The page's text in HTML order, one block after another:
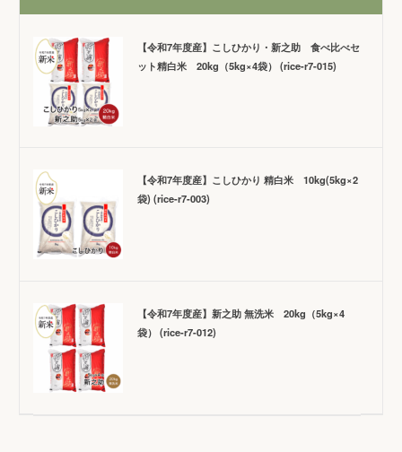
【令和7年度産】こしひかり・新之助 食べ比べセ
ット精白米 20kg（5kg×4袋） (rice-r7-015)
【令和7年度産】こしひかり 精白米 10kg(5kg×2
袋) (rice-r7-003)
【令和7年度産】新之助 無洗米 20kg（5kg×4
袋） (rice-r7-012)